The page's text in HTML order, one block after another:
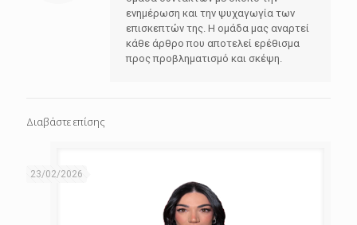
ενημέρωση και την ψυχαγωγία των
επισκεπτών της. Η ομάδα μας αναρτεί
κάθε άρθρο που αποτελεί ερέθισμα
προς προβληματισμό και σκέψη.
Διαβάστε επίσης
23/02/2026